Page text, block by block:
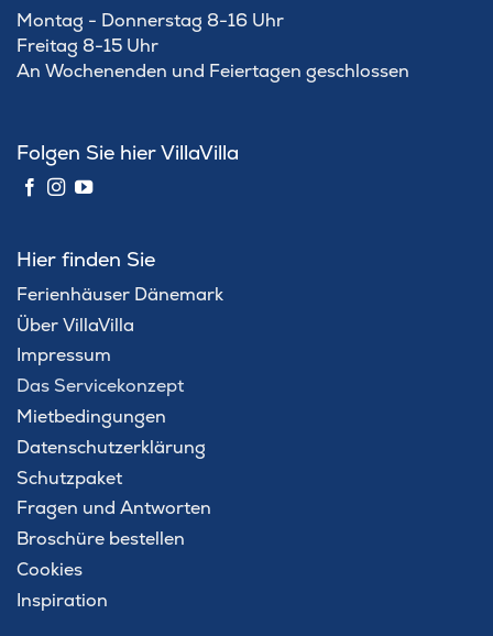
Montag - Donnerstag 8-16 Uhr
Freitag 8-15 Uhr
An Wochenenden und Feiertagen geschlossen
Folgen Sie hier VillaVilla
Hier finden Sie
Ferienhäuser Dänemark
Über VillaVilla
Impressum
Das Servicekonzept
Mietbedingungen
Datenschutzerklärung
Schutzpaket
Fragen und Antworten
Broschüre bestellen
Cookies
Inspiration